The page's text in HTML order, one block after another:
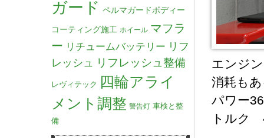
エンジ
消耗も
パワー
トルク
ガード ペルマガードボディー
コーティング施工 ホイール マフラ
ー リチュームバッテリー リフ
レッシュ
リフレッシュ整備
レヴィテック 四輪アライ
メント調整 警告灯 車検と整
備